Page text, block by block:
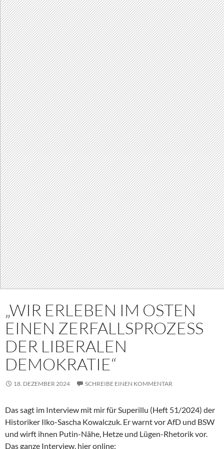
„WIR ERLEBEN IM OSTEN
EINEN ZERFALLSPROZESS
DER LIBERALEN
DEMOKRATIE“
18. DEZEMBER 2024 SCHREIBE EINEN KOMMENTAR
Das sagt im Interview mit mir für Superillu (Heft 51/2024) der
Historiker Ilko-Sascha Kowalczuk. Er warnt vor AfD und BSW
und wirft ihnen Putin-Nähe, Hetze und Lügen-Rhetorik vor.
Das ganze Interview, hier online: